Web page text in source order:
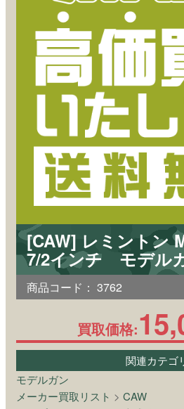
[CAW] レミントン
7/2インチ モデル
商品コード： 3762
買取価格:
関連カテゴ
モデルガン
メーカー買取リスト > CAW